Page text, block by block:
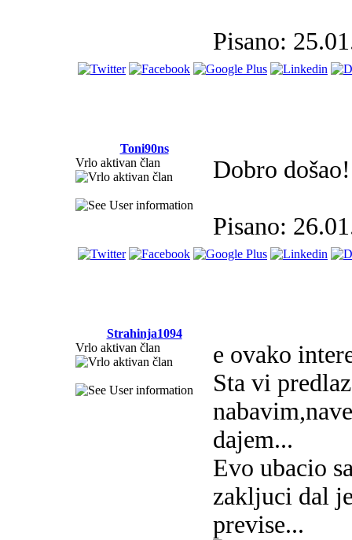
Pisano:
Toni90ns
Vrlo aktivan član
Dobro došao!
Pisano:
Strahinja1094
Vrlo aktivan član
e ovako
Sta vi
dajem...
Evo ubacio
zakljuci dal
previse...